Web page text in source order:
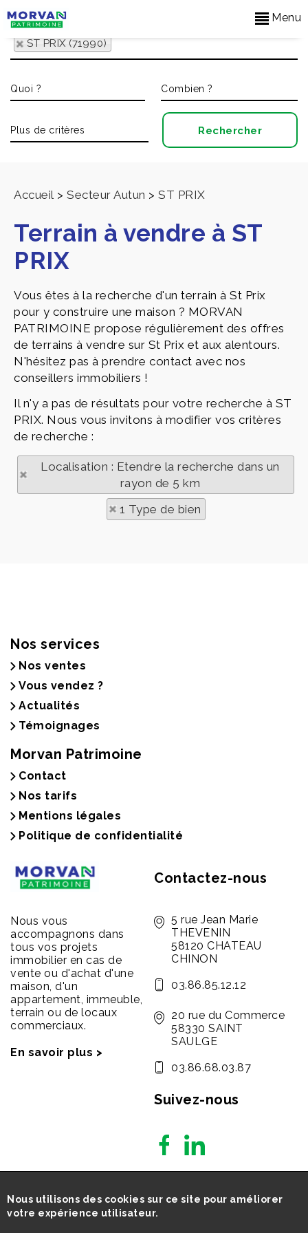
Menu
ST PRIX (71990)
Accueil > Secteur Autun > ST PRIX
Terrain à vendre à ST
PRIX
Vous êtes à la recherche d'un terrain à St Prix
pour y construire une maison ? MORVAN
PATRIMOINE propose régulièrement des offres
de terrains à vendre sur St Prix et aux alentours.
N'hésitez pas à prendre contact avec nos
conseillers immobiliers !
Il n'y a pas de résultats pour votre recherche à ST
PRIX. Nous vous invitons à modifier vos critères
de recherche :
Localisation : Etendre la recherche dans un
rayon de 5 km
1 Type de bien
Nos services
Nos ventes
Vous vendez ?
Actualités
Témoignages
Morvan Patrimoine
Contact
Nos tarifs
Mentions légales
Politique de confidentialité
Nous vous
accompagnons dans
tous vos projets
immobilier en cas de
vente ou d'achat d'une
maison, d'un
appartement, immeuble,
terrain ou de locaux
commerciaux.
En savoir plus >
Contactez-nous
5 rue Jean Marie
THEVENIN
58120 CHATEAU
CHINON
03.86.85.12.12
20 rue du Commerce
58330 SAINT
SAULGE
03.86.68.03.87
Suivez-nous
Nous utilisons des cookies sur ce site pour améliorer
votre expérience utilisateur.